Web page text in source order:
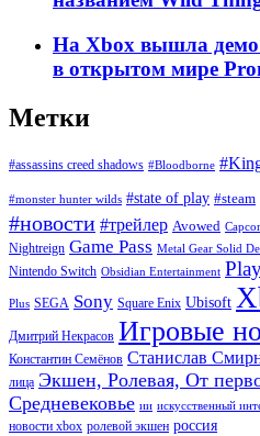
На Xbox вышла
в открытом мире
Метки
#assassins creed shadows #Bloodborne
#monster hunter wilds #state of play #steam
#новости #трейлер Avowed
Nightreign Game Pass Metal Gear Solid
Nintendo Switch Obsidian Entertainment
Plus SEGA Sony Square Enix Ubisoft
Дмитрий Некрасов Игровые
Константин Семёнов Станислав
лица Экшен, Ролевая, От
Средневековье ии искусственный
новости xbox ролевой экшен россия